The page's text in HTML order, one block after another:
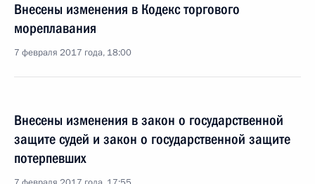
Внесены изменения в Кодекс торгового
мореплавания
7 февраля 2017 года, 18:00
Внесены изменения в закон о государственной
защите судей и закон о государственной защите
потерпевших